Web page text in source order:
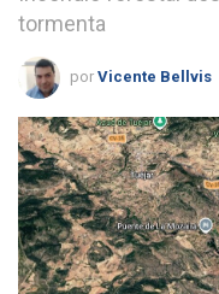
tormenta
por Vicente Bellvis